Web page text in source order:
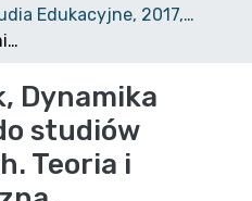
Studia Edukacyjne, 2017, nr 43
Emilia Szymczak, Dynamika dostępu kobiet do studiów politechnicznych. Teoria i praktyka społeczna, Wydawnictwo Naukowe UAM, Poznań 2016, ss. 395
Dynamika
studiów
Teoria i